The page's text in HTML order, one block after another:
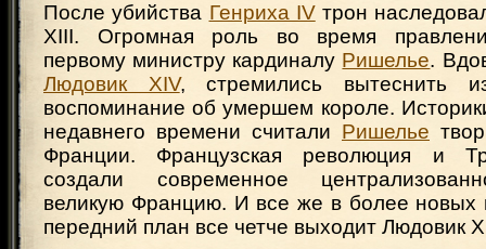
После убийства Генриха IVтрон
XIII. Огромная роль во время
первому министру кардиналу Ришелье.
Людовик XIV, стремились вытеснить
воспоминание об умершем короле.
недавнего времени считали Ришелье
Франции. Французская революция и
создали современное
великую Францию. И все же в более новых
передний план все четче выходит Людовик